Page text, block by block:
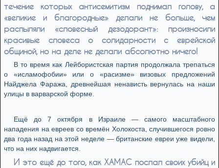
течение которых антисемитизм поднимал голову, а
«великие и благородные» делали не больше, чем
распыляли «словесный дезодорант»: произносили
красивые словеса о солидарности с еврейской
общиной, но на деле не делали абсолютно ничего!
В то время как Лейбористская партия продолжала трепаться
о «исламофобии» или о «расизме» визовых предложений
Найджела Фаража, древнейшая ненависть вернулась на наши
улицы в варварской форме.
Ещё до 7 октября в Израиле — самого масштабного
нападения на евреев со времён Холокоста, случившегося ровно
два года назад на этой неделе — британские евреи уже видели,
что на них надвигается.
И это ещё до того, как ХАМАС послал своих убийц и